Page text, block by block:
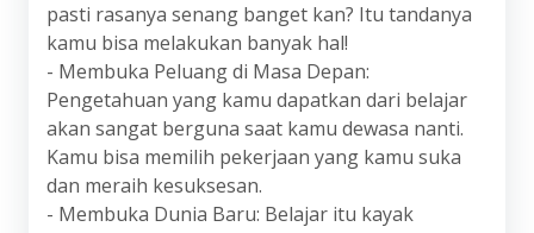
pasti rasanya senang banget kan? Itu tandanya
kamu bisa melakukan banyak hal!
- Membuka Peluang di Masa Depan:
Pengetahuan yang kamu dapatkan dari belajar
akan sangat berguna saat kamu dewasa nanti.
Kamu bisa memilih pekerjaan yang kamu suka
dan meraih kesuksesan.
- Membuka Dunia Baru: Belajar itu kayak